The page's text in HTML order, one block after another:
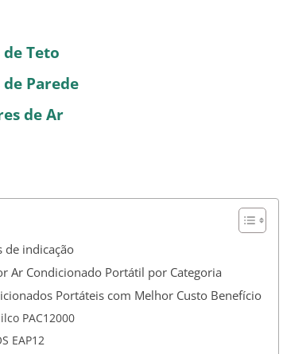
Teto
Parede
de Ar
de indicação
Ar Condicionado Portátil por Categoria
Portáteis com Melhor Custo Benefício
PAC12000
EAP12